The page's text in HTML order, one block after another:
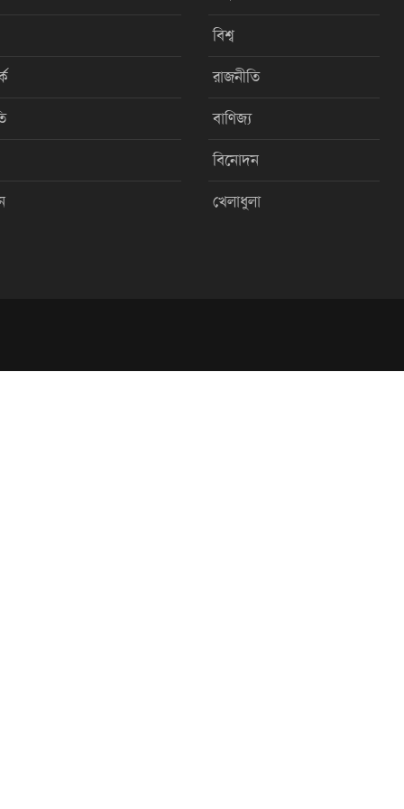
বিশ্ব
রাজনীতি
বাণিজ্য
বিনোদন
খেলাধুলা